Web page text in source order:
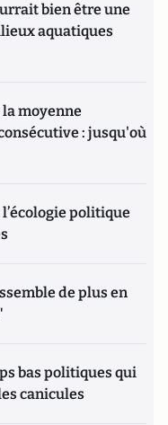
bien être une
aquatiques
la moyenne
: jusqu'où
politique
de plus en
bas politiques qui
canicules